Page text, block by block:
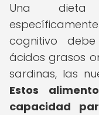
Una dieta
cognitivo
ácidos grasos
sardinas, las
Estos
capacidad